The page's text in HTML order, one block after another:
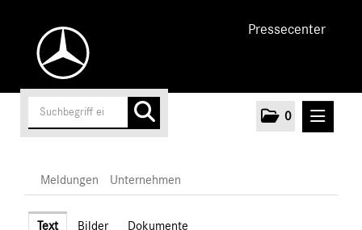
Pressecenter
0
Unternehmen
Meldungen Unternehmen
Text Bilder Dokumente